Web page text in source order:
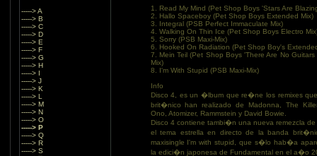
-----> A
-----> B
-----> C
-----> D
-----> E
-----> F
-----> G
-----> H
-----> I
-----> J
-----> K
-----> L
-----> M
-----> N
-----> O
-----> P
-----> Q
-----> R
-----> S
1. Read My Mind (Pet Shop Boys 'Stars Are
2. Hallo Spaceboy (Pet Shop Boys Extended Mix)
3. Integral (PSB Perfect Immaculate Mix)
4. Walking On Thin Ice (Pet Shop Boys Electro
5. Sorry (PSB Maxi-Mix)
6. Hooked On Radiation (Pet Shop Boy's
7. Mein Teil (Pet Shop Boys 'There Are No Guitars
Mix)
8. I'm With Stupid (PSB Maxi-Mix)
Info
Disco 4, es un �lbum que re�ne los remixes
brit�nico han realizado de Madonna, The
Ono, Atomizer, Rammstein y David Bowie.
Disco 4 contiene tambi�n una nueva remezcla de
el tema estrella en directo de la banda
maxisingle I'm with stupid, que s�lo hab�a
la edici�n japonesa de Fundamental en el a�o